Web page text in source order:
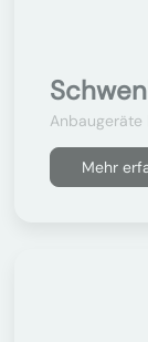
Anbaugeräte
Mehr